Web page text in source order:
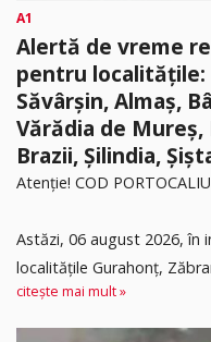
A1
Alertă de vreme
pentru localitățile:
Săvârșin, Almaș,
Vărădia de Mureș,
Brazii, Șilindia,
Atenție! COD PORTOCALIU
Astăzi, 06 august 2026, în
localitățile Gurahonț,
citește mai mult »